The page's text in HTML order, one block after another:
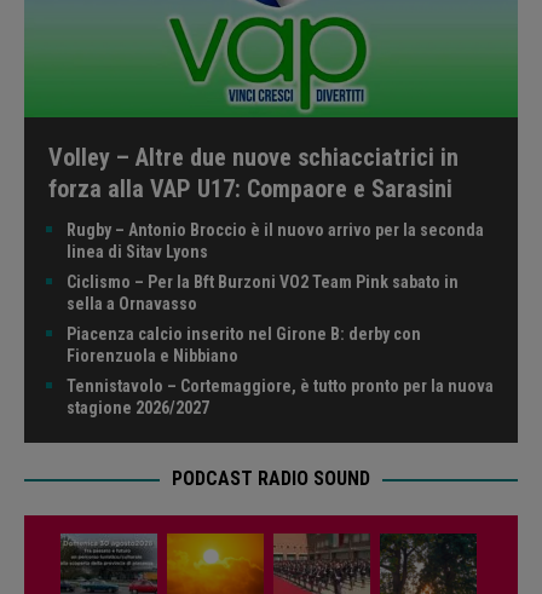
Volley – Altre due nuove schiacciatrici in
forza alla VAP U17: Compaore e Sarasini
Rugby – Antonio Broccio è il nuovo arrivo per la seconda
linea di Sitav Lyons
Ciclismo – Per la Bft Burzoni VO2 Team Pink sabato in
sella a Ornavasso
Piacenza calcio inserito nel Girone B: derby con
Fiorenzuola e Nibbiano
Tennistavolo – Cortemaggiore, è tutto pronto per la nuova
stagione 2026/2027
PODCAST RADIO SOUND